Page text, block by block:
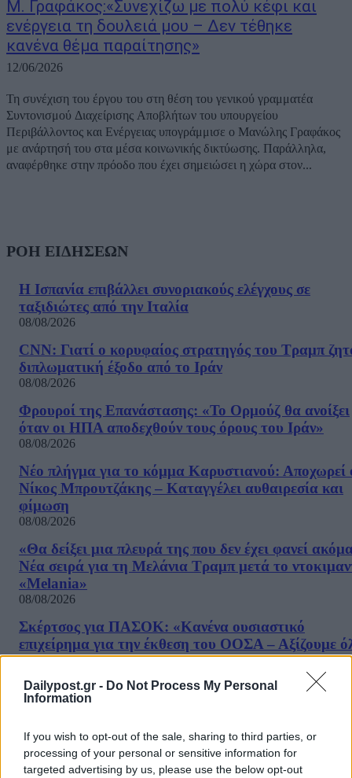
Dailypost.gr - Do Not Process My Personal
Information
If you wish to opt-out of the sale, sharing to third parties, or
processing of your personal or sensitive information for
targeted advertising by us, please use the below opt-out
Μ. Γραφάκος:«Συνεχίζω με πολύ κέφι και
ενέργεια τη δουλειά μου – Δεν τέθηκε
κανένα θέμα παραίτησης»
12/06/2026
Τη συνέχιση του έργου του στη θέση του γενικού γραμματέα
Συντονισμού Διαχείρισης Αποβλήτων του υπουργείου
Περιβάλλοντος και Ενέργειας υπογράμμισε ο Μανώλης Γραφάκος
με ανάρτησή του στα μέσα κοινωνικής δικτύωσης. Παράλληλα,
αναφέρθηκε στην πρόοδο που έχει σημειώσει η χώρα στον...
ΡΟΗ ΕΙΔΗΣΕΩΝ
Η Ισπανία επιβάλλει συνοριακούς ελέγχους σε
ταξιδιώτες από την Ιταλία
08/08/2026
CNN: Γιατί ο κορυφαίος στρατηγός του Τραμπ
διπλωματική έξοδο από το Ιράν
08/08/2026
Φρουροί της Επανάστασης: «Το Ορμούζ θα ανοίξει
όταν οι ΗΠΑ αποδεχθούν τους όρους του Ιράν»
08/08/2026
Νέο πλήγμα για το κόμμα Καρυστιανού: Αποχωρεί
Νίκος Μπρουτζάκης – Καταγγέλει αυθαιρεσία και
φίμωση
08/08/2026
«Θα δείξει μια πλευρά της που δεν έχει φανεί
Νέα σειρά για τη Μελάνια Τραμπ μετά το
«Melania»
08/08/2026
Σκέρτσος για ΠΑΣΟΚ: «Κανένα ουσιαστικό
επιχείρημα για την έκθεση του ΟΟΣΑ – Αξίζουμε
καλύτερη αντιπολίτευση»
Στις 2 Σεπτεμβρίου η παρουσίαση του οικονομικού
08/08/2026
Ξένος ήμην